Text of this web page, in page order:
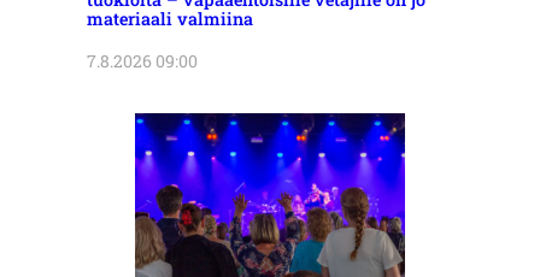
materiaali valmiina
7.8.2026 09:00